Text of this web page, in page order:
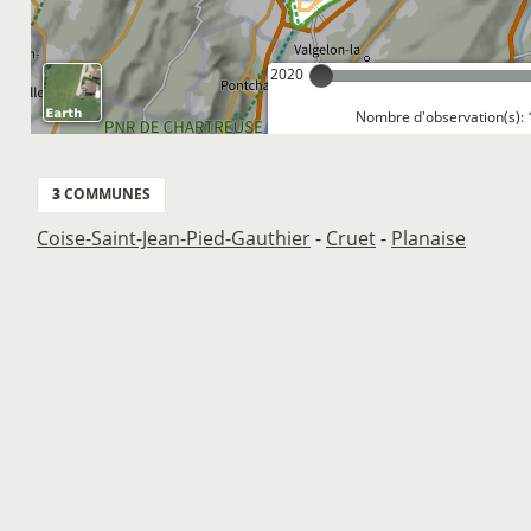
2020
Nombre d'observation(s):
3COMMUNES
Coise-Saint-Jean-Pied-Gauthier- Cruet- Planaise